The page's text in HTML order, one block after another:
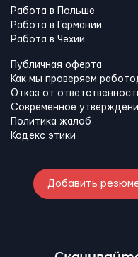
Работа в Польше
Работа в Германии
Работа в Чехии
Публичная оферта
Как мы проверяем
Отказ от
Современное
Политика жалоб
Кодекс этики
Добавить